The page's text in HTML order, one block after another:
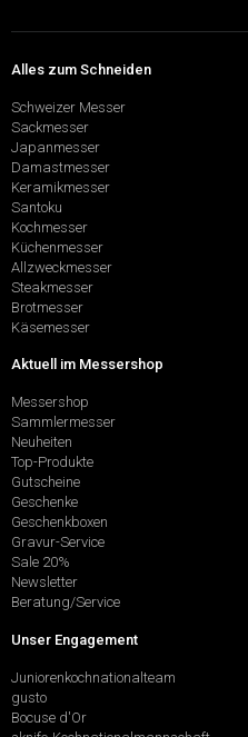
Alles zum Schneiden
Schweizer Messer
Sackmesser
Japanmesser
Damastmesser
Keramikmesser
Santoku
Kochmesser
Küchenmesser
Allzweckmesser
Steakmesser
Brotmesser
Käsemesser
Aktuell im Messershop
Messershop
Sammlermesser
Neuheiten
Top-Produkte
Gutscheine
Geschenke
Geschenkboxen
Gravur-Service
Sale 20%
Newsletter
Beratung/Service
Unser Engagement
Juniorenkochnationalteam
gusto
Bocuse d'Or